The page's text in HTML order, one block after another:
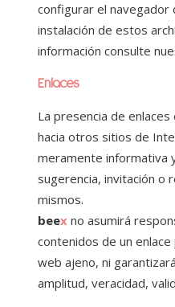
configurar el navegador
instalación de estos
información consulte
Enlaces
La presencia de
hacia otros sitios de
meramente informativa
sugerencia, invitación o
mismos.
beexno asumirá
contenidos de un
web ajeno, ni
amplitud, veracidad,